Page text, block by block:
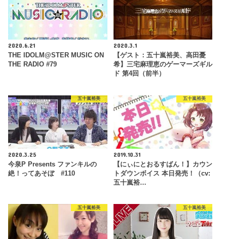
2020.6.21
THE IDOLM@STER MUSIC ON
THE RADIO #79
2020.3.1
【ゲスト：五十嵐裕美、高田憂
希】三宅麻理恵のゲーマーズギル
ド 第4回（前半）
五十嵐裕美
2020.3.25
今泉P Presents ファンキルの
絶！ってあそぼ #110
五十嵐裕美
2019.10.31
【にぃにとおるすばん！】カウン
トダウンボイス 本日発売！（cv:
五十嵐裕…
五十嵐裕美 五十嵐裕美